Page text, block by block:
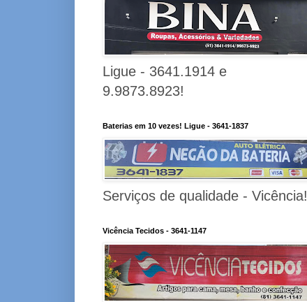
Ligue - 3641.1914 e
9.9873.8923!
Baterias em 10 vezes! Ligue - 3641-1837
Serviços de qualidade - Vicência!
Vicência Tecidos - 3641-1147